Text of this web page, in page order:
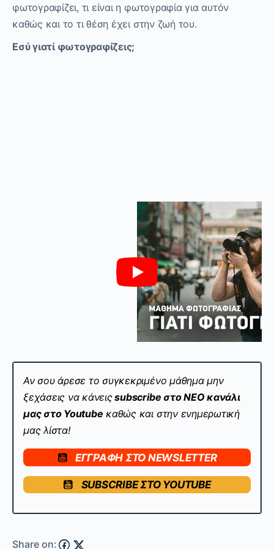
φωτογραφίζει, τι είναι η φωτογραφία για αυτόν
καθώς και το τι θέση έχει στην ζωή του.
Εσύ γιατί φωτογραφίζεις;
Αν σου άρεσε το συγκεκριμένο μάθημα μην
ξεχάσεις να κάνεις subscribe στo ΝΕΟ κανάλι
μας στο Youtube καθώς και στην ενημερωτική
μας λίστα!
ΕΓΓΡΑΦΗ ΣΤΟ NEWSLETTER
SUBSCRIBE ΣΤΟ YOUTUBE
Share on: